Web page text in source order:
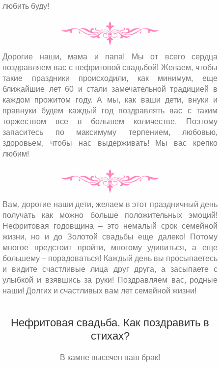
любить буду!
Дорогие наши, мама и папа! Мы от всего сердца
поздравляем вас с нефритовой свадьбой! Желаем, чтобы
такие праздники происходили, как минимум, еще
ближайшие лет 60 и стали замечательной традицией в
каждом прожитом году. А мы, как ваши дети, внуки и
правнуки будем каждый год поздравлять вас с таким
торжеством все в большем количестве. Поэтому
запаситесь по максимуму терпением, любовью,
здоровьем, чтобы нас выдерживать! Мы вас крепко
любим!
Вам, дорогие наши дети, желаем в этот праздничный день
получать как можно больше положительных эмоций!
Нефритовая годовщина – это немалый срок семейной
жизни, но и до Золотой свадьбы еще далеко! Потому
многое предстоит пройти, многому удивиться, а еще
большему – порадоваться! Каждый день вы просыпаетесь
и видите счастливые лица друг друга, а засыпаете с
улыбкой и взявшись за руки! Поздравляем вас, родные
наши! Долгих и счастливых вам лет семейной жизни!
Нефритовая свадьба. Как поздравить в
стихах?
В камне высечен ваш брак!